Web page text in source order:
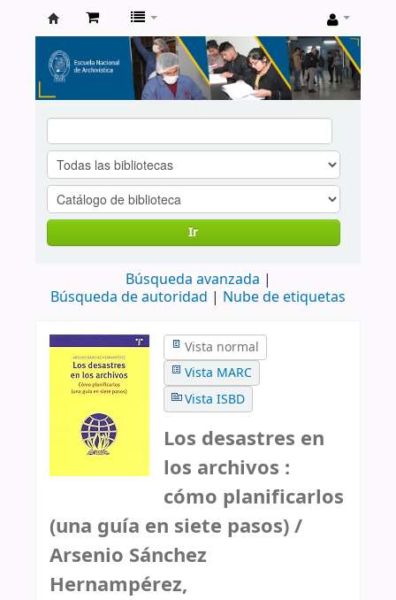
Catálogo
de
Biblioteca
ENA
Ir
Búsqueda avanzada
Búsqueda de autoridad
Nube de etiquetas
Vista normal
Vista MARC
Vista ISBD
Los desastres en
los archivos :
cómo planificarlos
(una guía en siete pasos) /
Arsenio Sánchez
Hernampérez,